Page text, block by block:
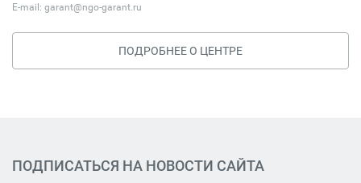
E-mail: garant@ngo-garant.ru
ПОДРОБНЕЕ О ЦЕНТРЕ
ПОДПИСАТЬСЯ НА НОВОСТИ САЙТА